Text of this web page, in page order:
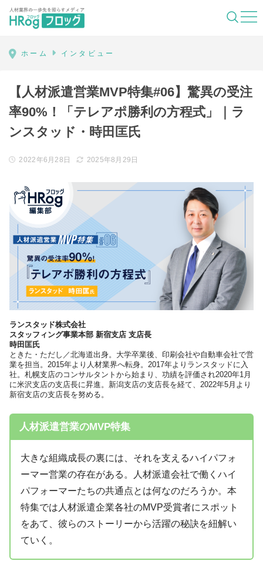
HRog | 人材業界の一歩先を照らすメディ
ホーム インタビュー
【人材派遣営業MVP特集#06】驚異の受注
率90%！「テレアポ勝利の方程式」｜ラ
ンスタッド・時田匡氏
2022年6月28日 2025年8月29日
ランスタッド株式会社
スタッフィング事業本部 新宿支店 支店長
時田匡氏
ときた・ただし／北海道出身。大学卒業後、印刷会社や自動車会社で営
業を担当。2015年より人材業界へ転身。2017年よりランスタッドに入
社。札幌支店のコンサルタントから始まり、功績を評価され2020年1月
に米沢支店の支店長に昇進。新潟支店の支店長を経て、2022年5月より
新宿支店の支店長を努める。
人材派遣営業のMVP特集
大きな組織成長の裏には、それを支えるハイパフォ
ーマー営業の存在がある。人材派遣会社で働くハイ
パフォーマーたちの共通点とは何なのだろうか。本
特集では人材派遣企業各社のMVP受賞者にスポット
をあて、彼らのストーリーから活躍の秘訣を紐解い
ていく。